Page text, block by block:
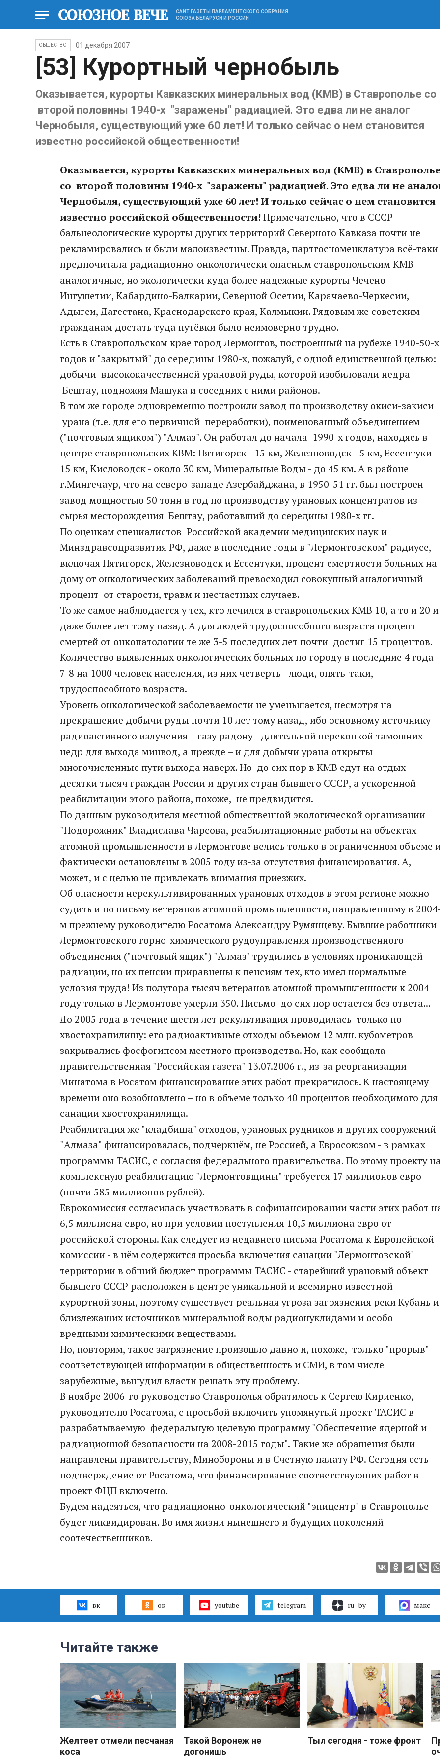
САЙТ ГАЗЕТЫ ПАРЛАМЕНТСКОГО СОБРАНИЯ
СОЮЗА БЕЛАРУСИ И РОССИИ
ОБЩЕСТВО 01 декабря 2007
[53] Курортный чернобыль
Оказывается, курорты Кавказских минеральных вод (КМВ) в Ставрополье со
второй половины 1940-х "заражены" радиацией. Это едва ли не аналог
Чернобыля, существующий уже 60 лет! И только сейчас о нем становится
известно российской общественности!
Оказывается, курорты Кавказских минеральных вод (КМВ) в Ставрополье
со второй половины 1940-х "заражены" радиацией. Это едва ли не
Чернобыля, существующий уже 60 лет! И только сейчас о нем становится
известно российской общественности! Примечательно, что в СССР
бальнеологические курорты других территорий Северного Кавказа почти не
рекламировались и были малоизвестны. Правда, партгосноменклатура всё-таки
предпочитала радиационно-онкологически опасным ставропольским КМВ
аналогичные, но экологически куда более надежные курорты Чечено-
Ингушетии, Кабардино-Балкарии, Северной Осетии, Карачаево-Черкесии,
Адыгеи, Дагестана, Краснодарского края, Калмыкии. Рядовым же советским
гражданам достать туда путёвки было неимоверно трудно.
Есть в Ставропольском крае город Лермонтов, построенный на рубеже 1940-50-х
годов и "закрытый" до середины 1980-х, пожалуй, с одной единственной целью:
добычи высококачественной урановой руды, которой изобиловали недра
Бештау, подножия Машука и соседних с ними районов.
В том же городе одновременно построили завод по производству окиси-закиси
урана (т.е. для его первичной переработки), поименованный объединением
("почтовым ящиком") "Алмаз". Он работал до начала 1990-х годов, находясь в
центре ставропольских КВМ: Пятигорск - 15 км, Железноводск - 5 км, Ессентуки -
15 км, Кисловодск - около 30 км, Минеральные Воды - до 45 км. А в районе
г.Мингечаур, что на северо-западе Азербайджана, в 1950-51 гг. был построен
завод мощностью 50 тонн в год по производству урановых концентратов из
сырья месторождения Бештау, работавший до середины 1980-х гг.
По оценкам специалистов Российской академии медицинских наук и
Минздравсоцразвития РФ, даже в последние годы в "Лермонтовском" радиусе,
включая Пятигорск, Железноводск и Ессентуки, процент смертности больных на
дому от онкологических заболеваний превосходил совокупный аналогичный
процент от старости, травм и несчастных случаев.
То же самое наблюдается у тех, кто лечился в ставропольских КМВ 10, а то и 20 и
даже более лет тому назад. А для людей трудоспособного возраста процент
смертей от онкопатологии те же 3-5 последних лет почти достиг 15 процентов.
Количество выявленных онкологических больных по городу в последние 4 года -
7-8 на 1000 человек населения, из них четверть - люди, опять-таки,
трудоспособного возраста.
Уровень онкологической заболеваемости не уменьшается, несмотря на
прекращение добычи руды почти 10 лет тому назад, ибо основному источнику
радиоактивного излучения – газу радону - длительной перекопкой тамошних
недр для выхода минвод, а прежде – и для добычи урана открыты
многочисленные пути выхода наверх. Но до сих пор в КМВ едут на отдых
десятки тысяч граждан России и других стран бывшего СССР, а ускоренной
реабилитации этого района, похоже, не предвидится.
По данным руководителя местной общественной экологической организации
"Подорожник" Владислава Чарсова, реабилитационные работы на объектах
атомной промышленности в Лермонтове велись только в ограниченном объеме
фактически остановлены в 2005 году из-за отсутствия финансирования. А,
может, и с целью не привлекать внимания приезжих.
Об опасности нерекультивированных урановых отходов в этом регионе можно
судить и по письму ветеранов атомной промышленности, направленному в
м прежнему руководителю Росатома Александру Румянцеву. Бывшие работники
Лермонтовского горно-химического рудоуправления производственного
объединения ("почтовый ящик") "Алмаз" трудились в условиях проникающей
радиации, но их пенсии приравнены к пенсиям тех, кто имел нормальные
условия труда! Из полутора тысяч ветеранов атомной промышленности к 2004
году только в Лермонтове умерли 350. Письмо до сих пор остается без ответа...
До 2005 года в течение шести лет рекультивация проводилась только по
хвостохранилищу: его радиоактивные отходы объемом 12 млн. кубометров
закрывались фосфогипсом местного производства. Но, как сообщала
правительственная "Российская газета" 13.07.2006 г., из-за реорганизации
Минатома в Росатом финансирование этих работ прекратилось. К настоящему
времени оно возобновлено – но в объеме только 40 процентов необходимого для
санации хвостохранилища.
Реабилитация же "кладбища" отходов, урановых рудников и других сооружений
"Алмаза" финансировалась, подчеркнём, не Россией, а Евросоюзом - в рамках
программы ТАСИС, с согласия федерального правительства. По этому проекту
комплексную реабилитацию "Лермонтовщины" требуется 17 миллионов евро
(почти 585 миллионов рублей).
Еврокомиссия согласилась участвовать в софинансировании части этих работ
6,5 миллиона евро, но при условии поступления 10,5 миллиона евро от
российской стороны. Как следует из недавнего письма Росатома к Европейской
комиссии - в нём содержится просьба включения санации "Лермонтовской"
территории в общий бюджет программы ТАСИС - старейший урановый объект
бывшего СССР расположен в центре уникальной и всемирно известной
курортной зоны, поэтому существует реальная угроза загрязнения реки Кубань и
близлежащих источников минеральной воды радионуклидами и особо
вредными химическими веществами.
Но, повторим, такое загрязнение произошло давно и, похоже, только "прорыв"
соответствующей информации в общественность и СМИ, в том числе
зарубежные, вынудил власти решать эту проблему.
В ноябре 2006-го руководство Ставрополья обратилось к Сергею Кириенко,
руководителю Росатома, с просьбой включить упомянутый проект ТАСИС в
разрабатываемую федеральную целевую программу "Обеспечение ядерной и
радиационной безопасности на 2008-2015 годы". Такие же обращения были
направлены правительству, Минобороны и в Счетную палату РФ. Сегодня есть
подтверждение от Росатома, что финансирование соответствующих работ в
проект ФЦП включено.
Будем надеяться, что радиационно-онкологический "эпицентр" в Ставрополье
будет ликвидирован. Во имя жизни нынешнего и будущих поколений
соотечественников.
вк ок youtube telegram ru–by макс
Читайте также
Желтеет отмели песчаная
коса
Такой Воронеж не
догонишь
Тыл сегодня - тоже фронт